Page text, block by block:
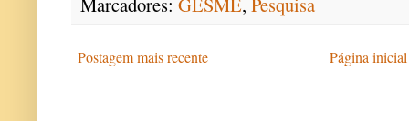
Postagem mais recente Página inicial